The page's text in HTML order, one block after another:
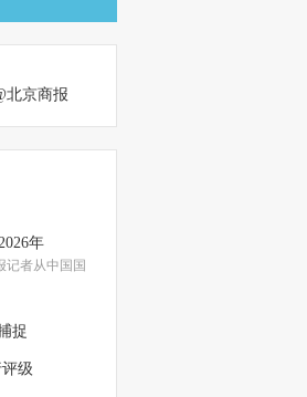
北京商报
年
记者从中国国
捉
级